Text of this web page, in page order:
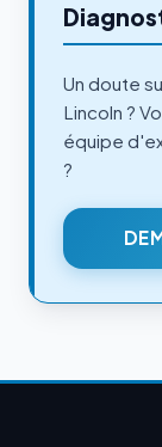
Un doute
Lincoln ?
équipe
?